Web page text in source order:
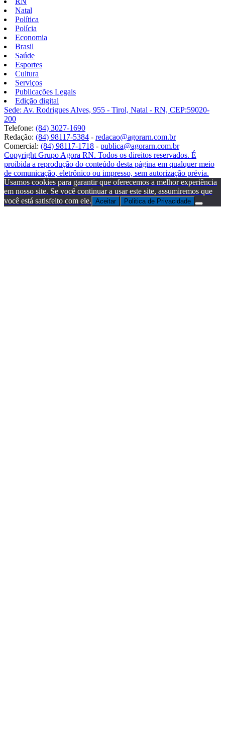
Natal
Política
Polícia
Economia
Brasil
Saúde
Esportes
Cultura
Serviços
Publicações Legais
Edição digital
Sede: Av. Rodrigues Alves, 955 - Tirol, Natal - RN, CEP:59020-
200
Telefone: (84) 3027-1690
Redação: (84) 98117-5384 - redacao@agorarn.com.br
Comercial: (84) 98117-1718 - publica@agorarn.com.br
Copyright Grupo Agora RN. Todos os direitos reservados. É
proibida a reprodução do conteúdo desta página em qualquer meio
de comunicação, eletrônico ou impresso, sem autorização prévia.
Usamos cookies para garantir que oferecemos a melhor experiência
em nosso site. Se você continuar a usar este site, assumiremos que
você está satisfeito com ele. Aceitar Politica de Privacidade